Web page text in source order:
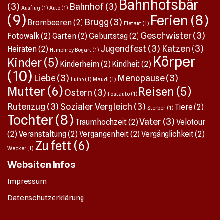
den Newsletter des BBZ (Berufsbildungszentrum) Natur und
Ernährung Hohenrain. Das erste Weiterbildungsangebot
lautet: Mäusekurs! Wow, kann das ein Zufall sein? Und, der
Kurs ist bald, am 4. November, ich muss also nicht noch
lange warten – bin mittlerweile schon angemeldet.
Mäusezyklus – aha! Mäusekurs – Bekämpfungsstrategien
gegen Feld- und Wühlmäuse Mäusezyklus Mäuse
bekämpfung praktische Übung Topcat-Fallen Theorie und
Praxis: Biologie der Mäuse, Bekämpfungsstrategien,
praktische Anleitung auf dem Feld Das klingt an bei mir,
insbesondere der Mäusezyklus. Es ist nicht so, dass ich
einfach tatenlos dem Treiben dieser Nager zusah. Ich habe
2023 rund 110 Mäuse in meinem Garten gefangen und
getötet – ja, mit der Falle, Topcat eben. Topcat – hab’s
in vielen Hinsichten auch top. Ich serviere ihnen jeweils die
Mausis, wenn sie da sind, ansonsten gehen sie an die
(3) Ausflug (1) Auto (1) Bahnhof(3) Bahnhofsbär
(9) Brombeeren(2) Brugg (3) Elefant (1) Ferien (8)
Fotowalk(2)Garten(2)Geburtstag(2) Geschwister(3)
Heiraten(2) Humphrey Bogart (1) Jugendfest(3) Katzen (3)
Kinder(5) Kinderheim(2) Kindheit(2) Körper
(10) Liebe(3) Luino (1) Maudi (1) Menopause(3)
Mutter (6)Ostern (3) Postauto (1) Reisen (5)
Rutenzug (3) Sozialer Vergleich (3) Sterben (1) Tiere(2)
Tochter(8) Traumhochzeit(2)Vater(3) Velotour
(2)Veranstaltung(2)Vergangenheit(2)Vergänglichkeit(2)
Wecker (1) Zu fett (6)
Websiten Infos
Impressum
Datenschutzerklärung